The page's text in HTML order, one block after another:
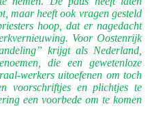
maar heeft ook vragen gesteld
hoop, dat er nagedacht
Voor Oostenrijk
krijgt als Nederland,
die een gewetenloze
werkers uitoefenen om toch
voorschriftjes en plichtjes te
een voorbede om te komen